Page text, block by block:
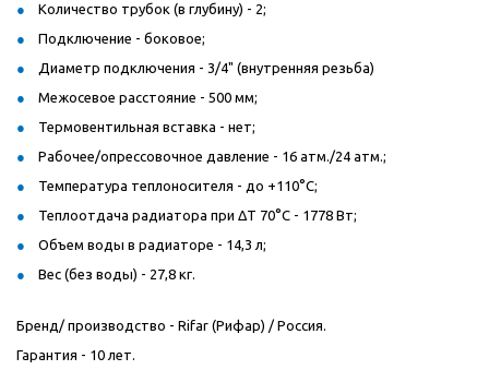
Количество трубок (в глубину) - 2;
Подключение - боковое;
Диаметр подключения - 3/4" (внутренняя резьба)
Межосевое расстояние - 500 мм;
Термовентильная вставка - нет;
Рабочее/опрессовочное давление - 16 атм./24 атм.;
Температура теплоносителя - до +110°C;
Теплоотдача радиатора при ΔT 70°C - 1778 Вт;
Объем воды в радиаторе - 14,3 л;
Вес (без воды) - 27,8 кг.
Бренд/ производство - Rifar (Рифар) / Россия.
Гарантия - 10 лет.